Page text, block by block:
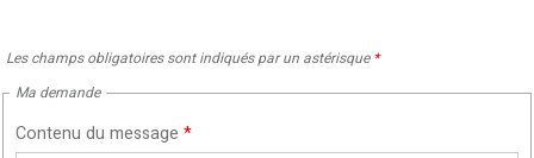
Les champs obligatoires sont indiqués par un astérisque *
Ma demande
Contenu du message *